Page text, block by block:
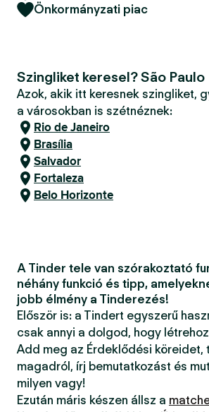
Önkormányzati piac
Szingliket keresel? São Paulo
Azok, akik itt keresnek szingliket,
a városokban is szétnéznek:
Rio de Janeiro
Brasília
Salvador
Fortaleza
Belo Horizonte
A Tinder tele van szórakoztató
néhány funkció és tipp,
jobb élmény a Tinderezés!
Először is: a Tindert egyszerű
csak annyi a dolgod, hogy
Add meg az Érdeklődési köreidet,
magadról, írj bemutatkozást és
milyen vagy!
Ezután máris készen állsz a